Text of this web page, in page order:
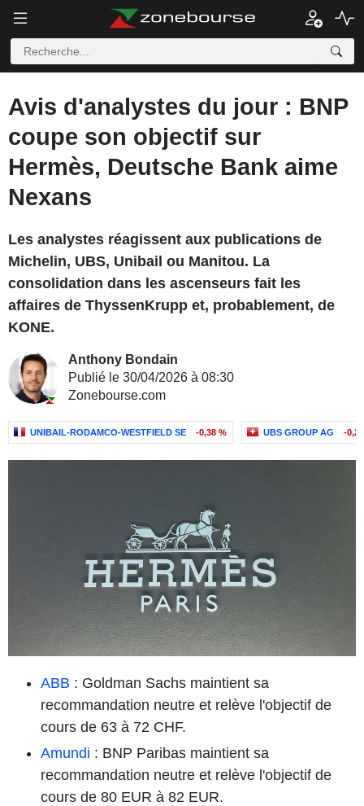
Avis d'analystes du jour : BNP
coupe son objectif sur
Hermès, Deutsche Bank aime
Nexans
Les analystes réagissent aux publications de
Michelin, UBS, Unibail ou Manitou. La
consolidation dans les ascenseurs fait les
affaires de ThyssenKrupp et, probablement, de
KONE.
Anthony Bondain
Publié le 30/04/2026 à 08:30
Zonebourse.com
UNIBAIL-RODAMCO-WESTFIELD SE -0,38 % UBS GROUP AG -
ABB : Goldman Sachs maintient sa
recommandation neutre et relève l'objectif de
cours de 63 à 72 CHF.
Amundi : BNP Paribas maintient sa
recommandation neutre et relève l'objectif de
cours de 80 EUR à 82 EUR.